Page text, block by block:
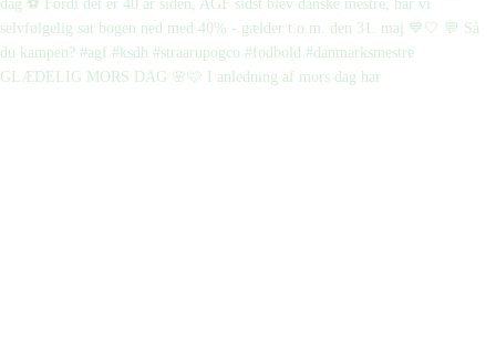
GLÆDELIG MORS DAG 🌸🩷 I anledning af mors dag har